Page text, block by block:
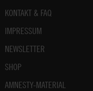
Fußbereich
KONTAKT & FAQ
IMPRESSUM
NEWSLETTER
SHOP
AMNESTY-MATERIAL